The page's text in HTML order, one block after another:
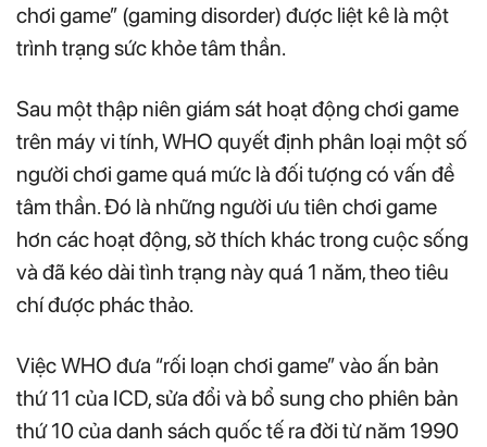
chơi game” (gaming disorder) được liệt kê là một
trình trạng sức khỏe tâm thần.
Sau một thập niên giám sát hoạt động chơi game
trên máy vi tính, WHO quyết định phân loại một số
người chơi game quá mức là đối tượng có vấn đề
tâm thần. Đó là những người ưu tiên chơi game
hơn các hoạt động, sở thích khác trong cuộc sống
và đã kéo dài tình trạng này quá 1 năm, theo tiêu
chí được phác thảo.
Việc WHO đưa “rối loạn chơi game” vào ấn bản
thứ 11 của ICD, sửa đổi và bổ sung cho phiên bản
thứ 10 của danh sách quốc tế ra đời từ năm 1990